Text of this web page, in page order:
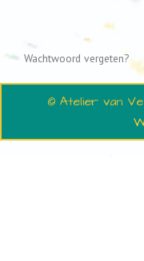
Wachtwoord vergeten?
© Atelier van